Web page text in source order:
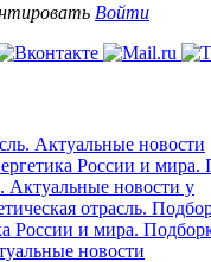
Войти
Актуальные новости
России и мира.
Актуальные новости у
отрасль.
России и мира.
новости